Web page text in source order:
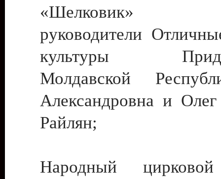
«Шелковик»
руководители
культуры
Молдавской
Александровна и
Райлян;
Народный цирковой